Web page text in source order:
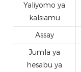
Yaliyomo ya
kalsiamu
Assay
Jumla ya
hesabu ya